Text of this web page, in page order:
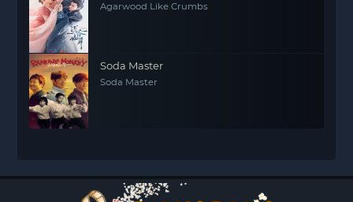
Agarwood Like Crumbs
Soda Master
Soda Master